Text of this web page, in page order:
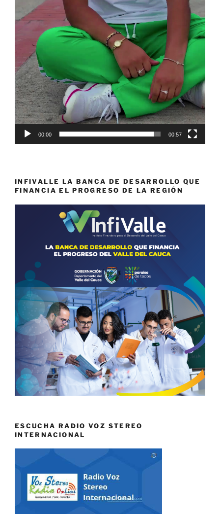
00:00 00:57
INFIVALLE LA BANCA DE DESARROLLO QUE
FINANCIA EL PROGRESO DE LA REGIÓN
ESCUCHA RADIO VOZ STEREO
INTERNACIONAL